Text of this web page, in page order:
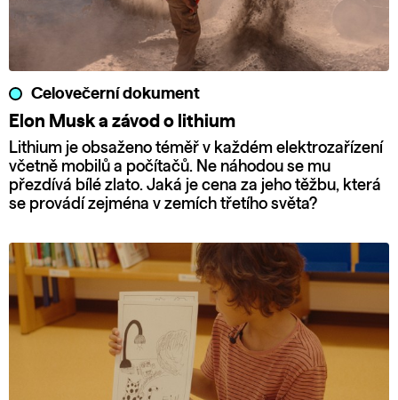
Celovečerní dokument
Elon Musk a závod o lithium
Lithium je obsaženo téměř v každém elektrozařízení
včetně mobilů a počítačů. Ne náhodou se mu
přezdívá bílé zlato. Jaká je cena za jeho těžbu, která
se provádí zejména v zemích třetího světa?